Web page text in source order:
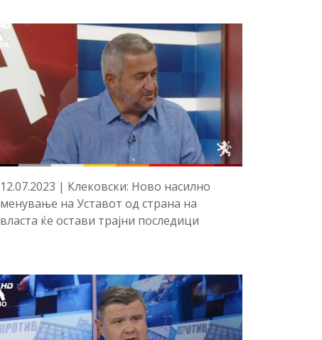
12.07.2023 | Клековски: Ново насилно
менување на Уставот од страна на
власта ќе остави трајни последици